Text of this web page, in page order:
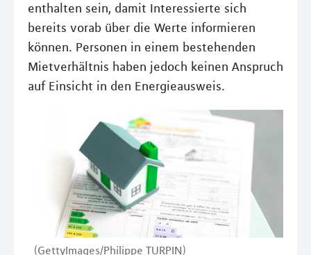
enthalten sein, damit Interessierte sich
bereits vorab über die Werte informieren
können. Personen in einem bestehenden
Mietverhältnis haben jedoch keinen Anspruch
auf Einsicht in den Energieausweis.
(GettyImages/Philippe TURPIN)